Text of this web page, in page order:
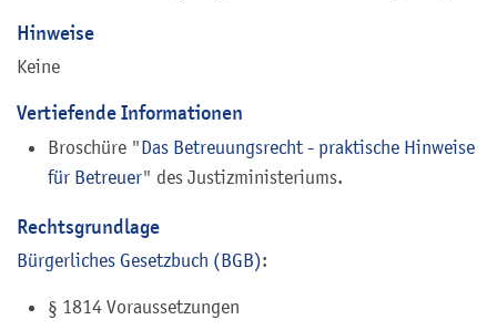
Hinweise
Keine
Vertiefende Informationen
Broschüre "Das Betreuungsrecht - praktische Hinweise
für Betreuer" des Justizministeriums.
Rechtsgrundlage
Bürgerliches Gesetzbuch (BGB):
§ 1814 Voraussetzungen